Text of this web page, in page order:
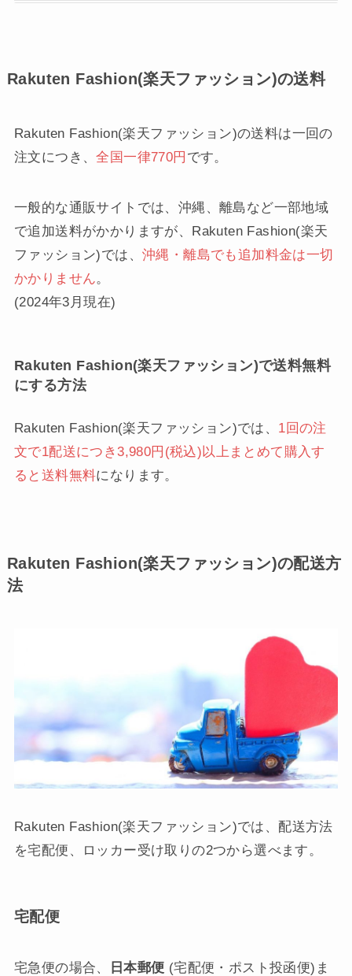
Rakuten Fashion(楽天ファッション)の送料
Rakuten Fashion(楽天ファッション)の送料は一回の
注文につき、全国一律770円 です。
一般的な通販サイトでは、沖縄、離島など一部地域
で追加送料がかかりますが、Rakuten Fashion(楽天
ファッション)では、 沖縄・離島でも追加料金は一切
かかりません。
(2024年3月現在)
Rakuten Fashion(楽天ファッション)で送料無料
にする方法
Rakuten Fashion(楽天ファッション)では、 1回の注
文で1配送につき3,980円(税込)以上まとめて購入す
ると送料無料になります。
Rakuten Fashion(楽天ファッション)の配送方
法
Rakuten Fashion(楽天ファッション)では、配送方法
を宅配便、ロッカー受け取りの2つから選べます。
宅配便
宅急便の場合、 日本郵便 (宅配便・ポスト投函便)ま